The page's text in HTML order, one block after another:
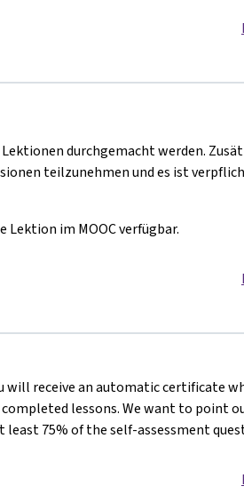
Lektionen durchgemacht werden.
teilzunehmen und es ist
Lektion im MOOC verfügbar.
receive an automatic certificate
completed lessons. We want to point
75% of the self-assessment